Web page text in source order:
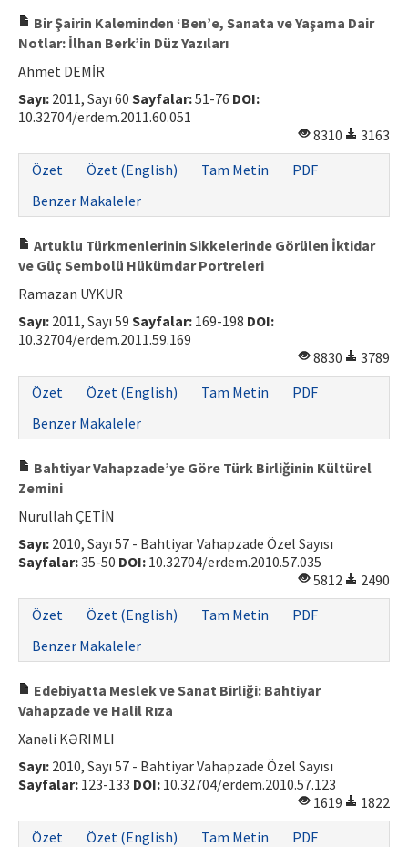
Bir Şairin Kaleminden ‘Ben’e, Sanata ve Yaşama Dair
Notlar: İlhan Berk’in Düz Yazıları
Ahmet DEMİR
Sayı: 2011, Sayı 60 Sayfalar:51-76 DOI:
10.32704/erdem.2011.60.051
8310
3163
Özet
Özet (English) Tam Metin
PDF
Benzer Makaleler
Artuklu Türkmenlerinin Sikkelerinde Görülen İktidar
ve Güç Sembolü Hükümdar Portreleri
Ramazan UYKUR
Sayı: 2011, Sayı 59 Sayfalar: 169-198 DOI:
10.32704/erdem.2011.59.169
8830
3789
Özet
Özet (English) Tam Metin
PDF
Benzer Makaleler
Bahtiyar Vahapzade’ye Göre Türk Birliğinin Kültürel
Zemini
Nurullah ÇETİN
Sayı: 2010, Sayı 57 - Bahtiyar Vahapzade Özel Sayısı
Sayfalar:35-50 DOI: 10.32704/erdem.2010.57.035
5812
2490
Özet
Özet (English) Tam Metin
PDF
Benzer Makaleler
Edebiyatta Meslek ve Sanat Birliği: Bahtiyar
Vahapzade ve Halil Rıza
Xanəli KƏRIMLI
Sayı: 2010, Sayı 57 - Bahtiyar Vahapzade Özel Sayısı
Sayfalar: 123-133 DOI: 10.32704/erdem.2010.57.123
1619
1822
Özet
Özet (English) Tam Metin
PDF